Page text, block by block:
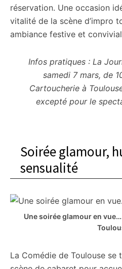
réservation. Une occasion
vitalité de la scène d’impro
ambiance festive et
Infos pratiques : La
samedi 7 mars, de
Cartoucherie à
excepté pour le
Soirée glamour,
sensualité
Une soirée glamour en
La Comédie de Toulouse se